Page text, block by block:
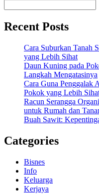
Recent Posts
Cara Suburkan Tanah
yang Lebih Sihat
Daun Kuning pada
Langkah Mengatasinya
Cara Guna Penggalak
Pokok yang Lebih
Racun Serangga
untuk Rumah dan
Buah Sawit:
Categories
Bisnes
Info
Keluarga
Kerjaya